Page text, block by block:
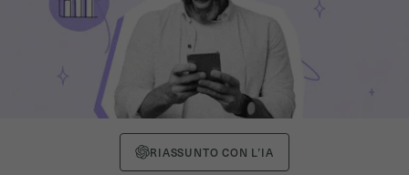
RIASSUNTO CON L’IA